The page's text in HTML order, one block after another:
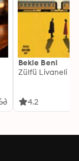
Bekle Beni
Zülfü Livaneli
4.2